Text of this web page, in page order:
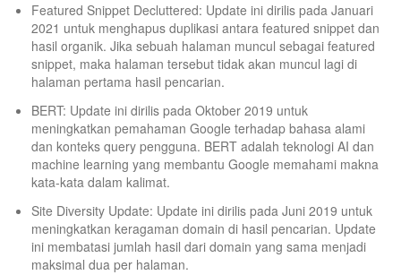
Featured Snippet Decluttered: Update ini dirilis pada Januari
2021 untuk menghapus duplikasi antara featured snippet dan
hasil organik. Jika sebuah halaman muncul sebagai featured
snippet, maka halaman tersebut tidak akan muncul lagi di
halaman pertama hasil pencarian.
BERT: Update ini dirilis pada Oktober 2019 untuk
meningkatkan pemahaman Google terhadap bahasa alami
dan konteks query pengguna. BERT adalah teknologi AI dan
machine learning yang membantu Google memahami makna
kata-kata dalam kalimat.
Site Diversity Update: Update ini dirilis pada Juni 2019 untuk
meningkatkan keragaman domain di hasil pencarian. Update
ini membatasi jumlah hasil dari domain yang sama menjadi
maksimal dua per halaman.